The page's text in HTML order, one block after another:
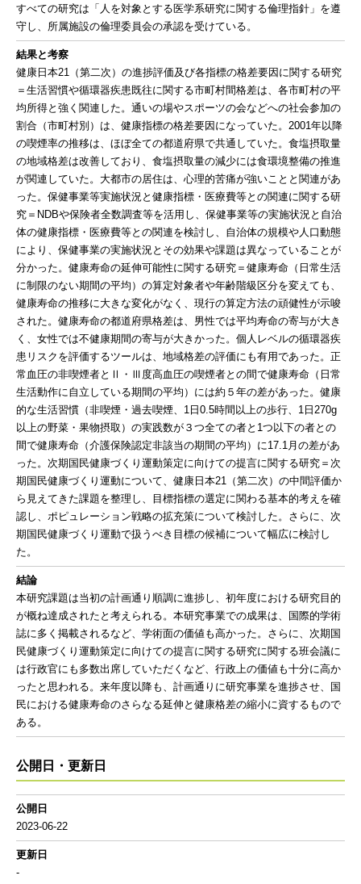
すべての研究は「人を対象とする医学系研究に関する倫理指針」を遵
守し、所属施設の倫理委員会の承認を受けている。
結果と考察
健康日本21（第二次）の進捗評価及び各指標の格差要因に関する研究
＝生活習慣や循環器疾患既往に関する市町村間格差は、各市町村の平
均所得と強く関連した。通いの場やスポーツの会などへの社会参加の
割合（市町村別）は、健康指標の格差要因になっていた。2001年以降
の喫煙率の推移は、ほぼ全ての都道府県で共通していた。食塩摂取量
の地域格差は改善しており、食塩摂取量の減少には食環境整備の推進
が関連していた。大都市の居住は、心理的苦痛が強いことと関連があ
った。保健事業等実施状況と健康指標・医療費等との関連に関する研
究＝NDBや保険者全数調査等を活用し、保健事業等の実施状況と自治
体の健康指標・医療費等との関連を検討し、自治体の規模や人口動態
により、保健事業の実施状況とその効果や課題は異なっていることが
分かった。健康寿命の延伸可能性に関する研究＝健康寿命（日常生活
に制限のない期間の平均）の算定対象者や年齢階級区分を変えても、
健康寿命の推移に大きな変化がなく、現行の算定方法の頑健性が示唆
された。健康寿命の都道府県格差は、男性では平均寿命の寄与が大き
く、女性では不健康期間の寄与が大きかった。個人レベルの循環器疾
患リスクを評価するツールは、地域格差の評価にも有用であった。正
常血圧の非喫煙者とⅡ・Ⅲ度高血圧の喫煙者との間で健康寿命（日常
生活動作に自立している期間の平均）には約５年の差があった。健康
的な生活習慣（非喫煙・過去喫煙、1日0.5時間以上の歩行、1日270g
以上の野菜・果物摂取）の実践数が３つ全ての者と1つ以下の者との
間で健康寿命（介護保険認定非該当の期間の平均）に17.1月の差があ
った。次期国民健康づくり運動策定に向けての提言に関する研究＝次
期国民健康づくり運動について、健康日本21（第二次）の中間評価か
ら見えてきた課題を整理し、目標指標の選定に関わる基本的考えを確
認し、ポピュレーション戦略の拡充策について検討した。さらに、次
期国民健康づくり運動で扱うべき目標の候補について幅広に検討し
た。
結論
本研究課題は当初の計画通り順調に進捗し、初年度における研究目的
が概ね達成されたと考えられる。本研究事業での成果は、国際的学術
誌に多く掲載されるなど、学術面の価値も高かった。さらに、次期国
民健康づくり運動策定に向けての提言に関する研究に関する班会議に
は行政官にも多数出席していただくなど、行政上の価値も十分に高か
ったと思われる。来年度以降も、計画通りに研究事業を進捗させ、国
民における健康寿命のさらなる延伸と健康格差の縮小に資するもので
ある。
公開日・更新日
公開日
2023-06-22
更新日
-